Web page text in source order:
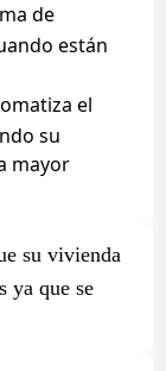
de
están
el
su
mayor
su vivienda
ya que se